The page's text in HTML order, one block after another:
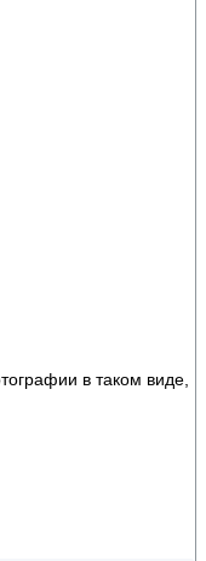
в таком виде,